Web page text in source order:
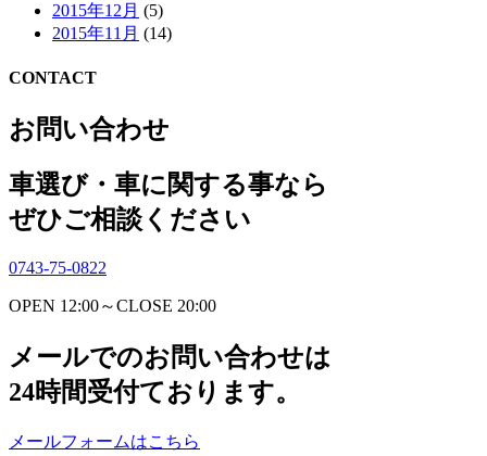
2015年12月 (5)
2015年11月 (14)
CONTACT
お問い合わせ
車選び・車に関する事なら
ぜひご相談ください
0743-75-0822
OPEN 12:00～CLOSE 20:00
メールでのお問い合わせは
24時間受付ております。
メールフォームはこちら